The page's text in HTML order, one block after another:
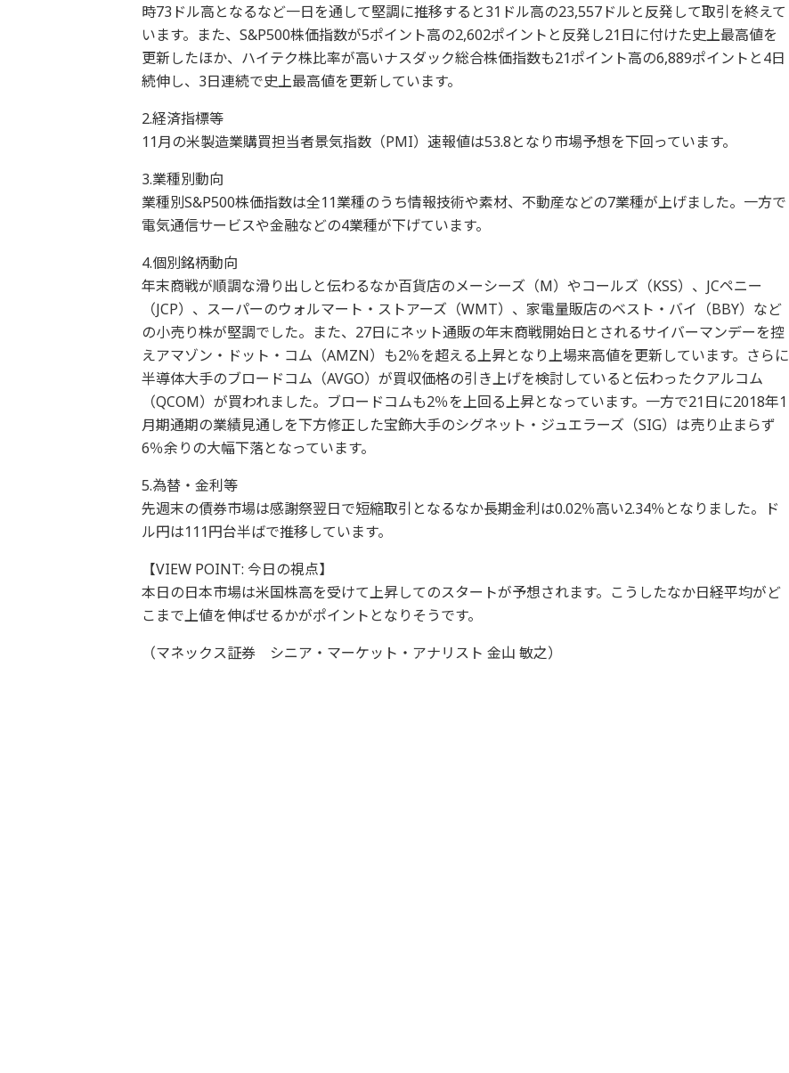
時73ドル高となるなど一日を通して堅調に推移すると31ドル高の23,557ドルと反発して取引を終えて
います。また、S&P500株価指数が5ポイント高の2,602ポイントと反発し21日に付けた史上最高値を
更新したほか、ハイテク株比率が高いナスダック総合株価指数も21ポイント高の6,889ポイントと4日
続伸し、3日連続で史上最高値を更新しています。
2.経済指標等
11月の米製造業購買担当者景気指数（PMI）速報値は53.8となり市場予想を下回っています。
3.業種別動向
業種別S&P500株価指数は全11業種のうち情報技術や素材、不動産などの7業種が上げました。一方で
電気通信サービスや金融などの4業種が下げています。
4.個別銘柄動向
年末商戦が順調な滑り出しと伝わるなか百貨店のメーシーズ（M）やコールズ（KSS）、JCペニー
（JCP）、スーパーのウォルマート・ストアーズ（WMT）、家電量販店のベスト・バイ（BBY）など
の小売り株が堅調でした。また、27日にネット通販の年末商戦開始日とされるサイバーマンデーを控
えアマゾン・ドット・コム（AMZN）も2％を超える上昇となり上場来高値を更新しています。さらに
半導体大手のブロードコム（AVGO）が買収価格の引き上げを検討していると伝わったクアルコム
（QCOM）が買われました。ブロードコムも2％を上回る上昇となっています。一方で21日に2018年1
月期通期の業績見通しを下方修正した宝飾大手のシグネット・ジュエラーズ（SIG）は売り止まらず
6％余りの大幅下落となっています。
5.為替・金利等
先週末の債券市場は感謝祭翌日で短縮取引となるなか長期金利は0.02％高い2.34％となりました。ド
ル円は111円台半ばで推移しています。
【VIEW POINT: 今日の視点】
本日の日本市場は米国株高を受けて上昇してのスタートが予想されます。こうしたなか日経平均がど
こまで上値を伸ばせるかがポイントとなりそうです。
（マネックス証券 シニア・マーケット・アナリスト 金山 敏之）